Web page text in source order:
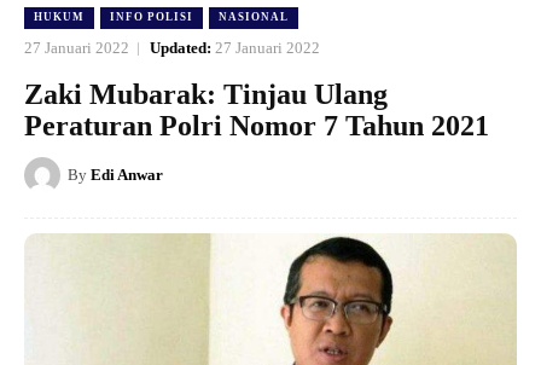
HUKUM INFO POLISI NASIONAL
27 Januari 2022 Updated: 27 Januari 2022
Zaki Mubarak: Tinjau Ulang
Peraturan Polri Nomor 7 Tahun 2021
By Edi Anwar